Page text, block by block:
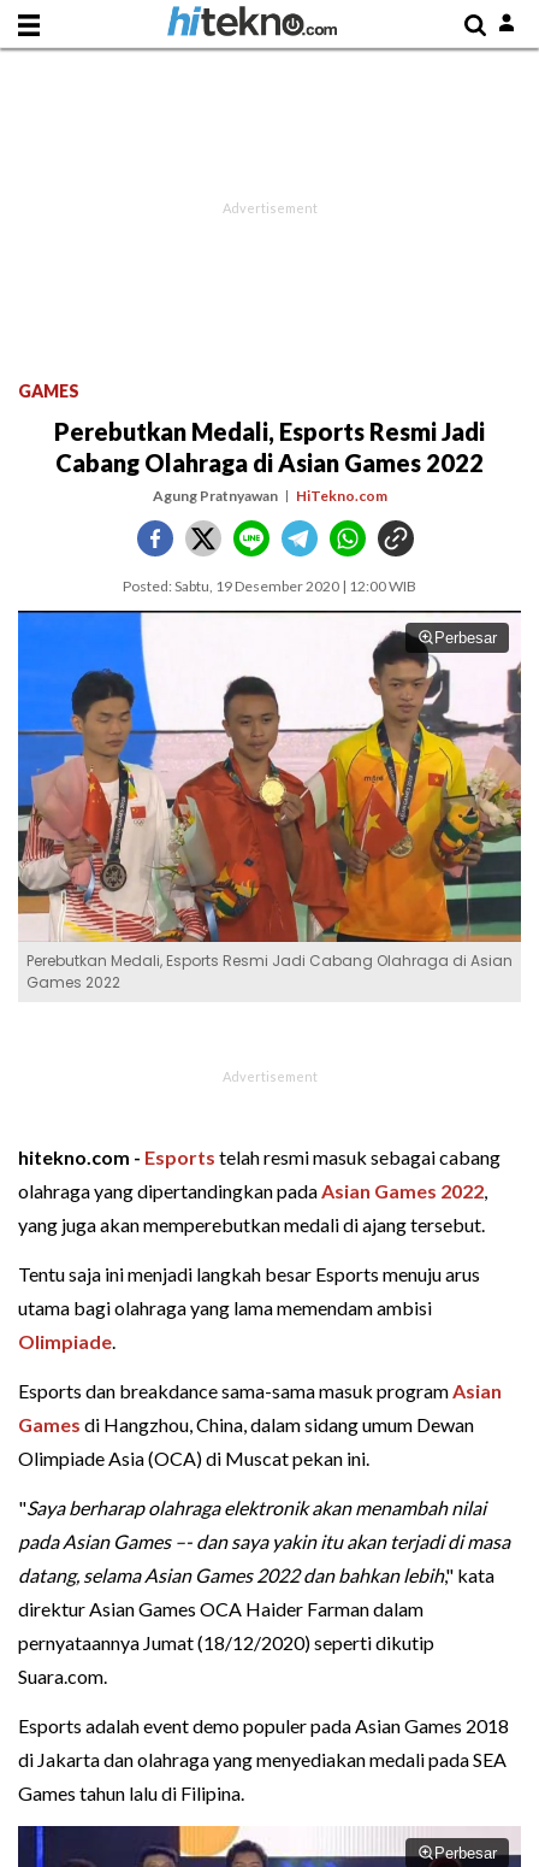
GAMES
Perebutkan Medali, Esports Resmi Jadi
Cabang Olahraga di Asian Games 2022
Agung Pratnyawan HiTekno.com
Posted: Sabtu, 19 Desember 2020 | 12:00 WIB
Perbesar
Perebutkan Medali, Esports Resmi Jadi Cabang Olahraga di Asian
Games 2022
hitekno.com - Esports telah resmi masuk sebagai cabang
olahraga yang dipertandingkan padaAsian Games 2022,
yang juga akan memperebutkan medali di ajang tersebut.
Tentu saja ini menjadi langkah besar Esports menuju arus
utama bagi olahraga yang lama memendam ambisi
Olimpiade.
Esports dan breakdance sama-sama masuk programAsian
Games di Hangzhou, China, dalam sidang umum Dewan
Olimpiade Asia (OCA) di Muscat pekan ini.
"Saya berharap olahraga elektronik akan menambah nilai
pada Asian Games –- dan saya yakin itu akan terjadi di masa
datang, selama Asian Games 2022 dan bahkan lebih," kata
direktur Asian Games OCA Haider Farman dalam
pernyataannya Jumat (18/12/2020) seperti dikutip
Suara.com.
Esports adalah event demo populer pada Asian Games 2018
di Jakarta dan olahraga yang menyediakan medali pada SEA
Games tahun lalu di Filipina.
Perbesar